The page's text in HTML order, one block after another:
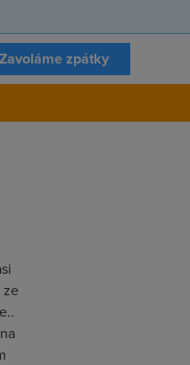
Zavoláme zpátky